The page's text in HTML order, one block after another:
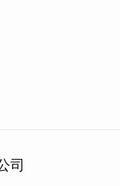
司